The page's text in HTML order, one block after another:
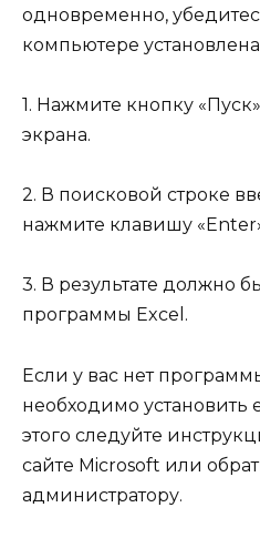
одновременно,
компьютере
1. Нажмите кнопку
экрана.
2. В поисковой строке
нажмите клавишу
3. В результате должно
программы Excel.
Если у вас нет
необходимо установить
этого следуйте
сайте Microsoft или
администратору.